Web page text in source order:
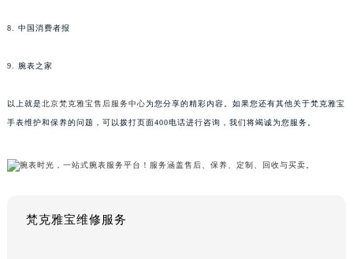
8. 中国消费者报
9. 腕表之家
以上就是北京梵克雅宝售后服务中心为您分享的精彩内容。如果您还有其他关于梵克雅宝
手表维护和保养的问题，可以拨打页面400电话进行咨询，我们将竭诚为您服务。
梵克雅宝维修服务